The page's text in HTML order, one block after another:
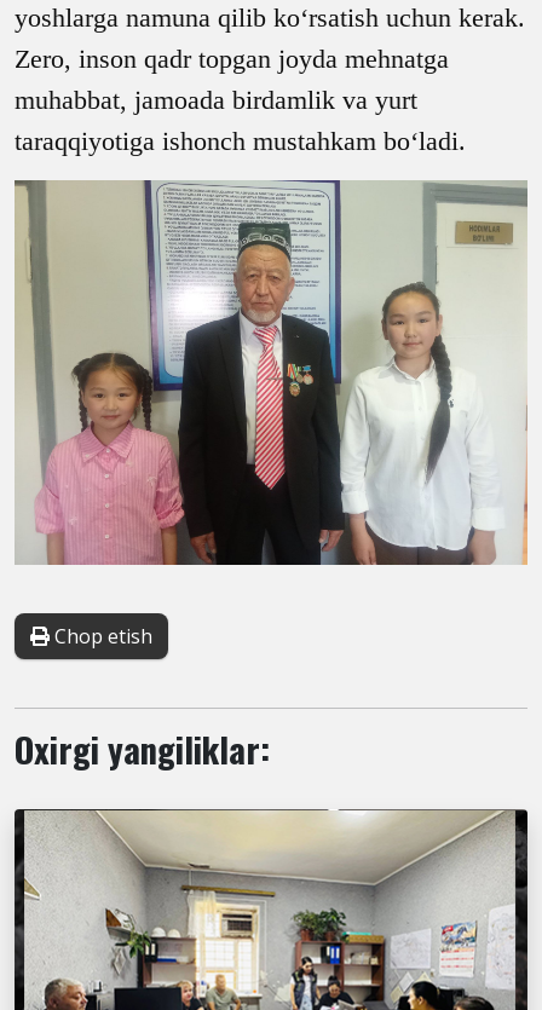
yoshlarga namuna qilib ko‘rsatish uchun kerak.
Zero, inson qadr topgan joyda mehnatga
muhabbat, jamoada birdamlik va yurt
taraqqiyotiga ishonch mustahkam bo‘ladi.
Chop etish
Oxirgi yangiliklar: